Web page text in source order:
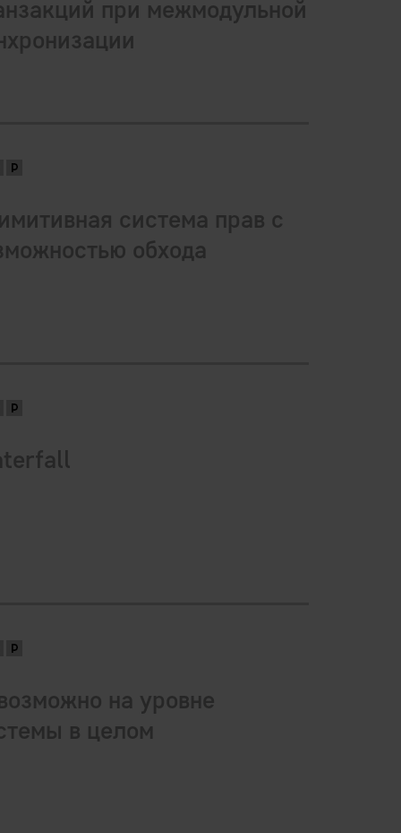
при межмодульной
система прав с
обхода
на уровне
в целом